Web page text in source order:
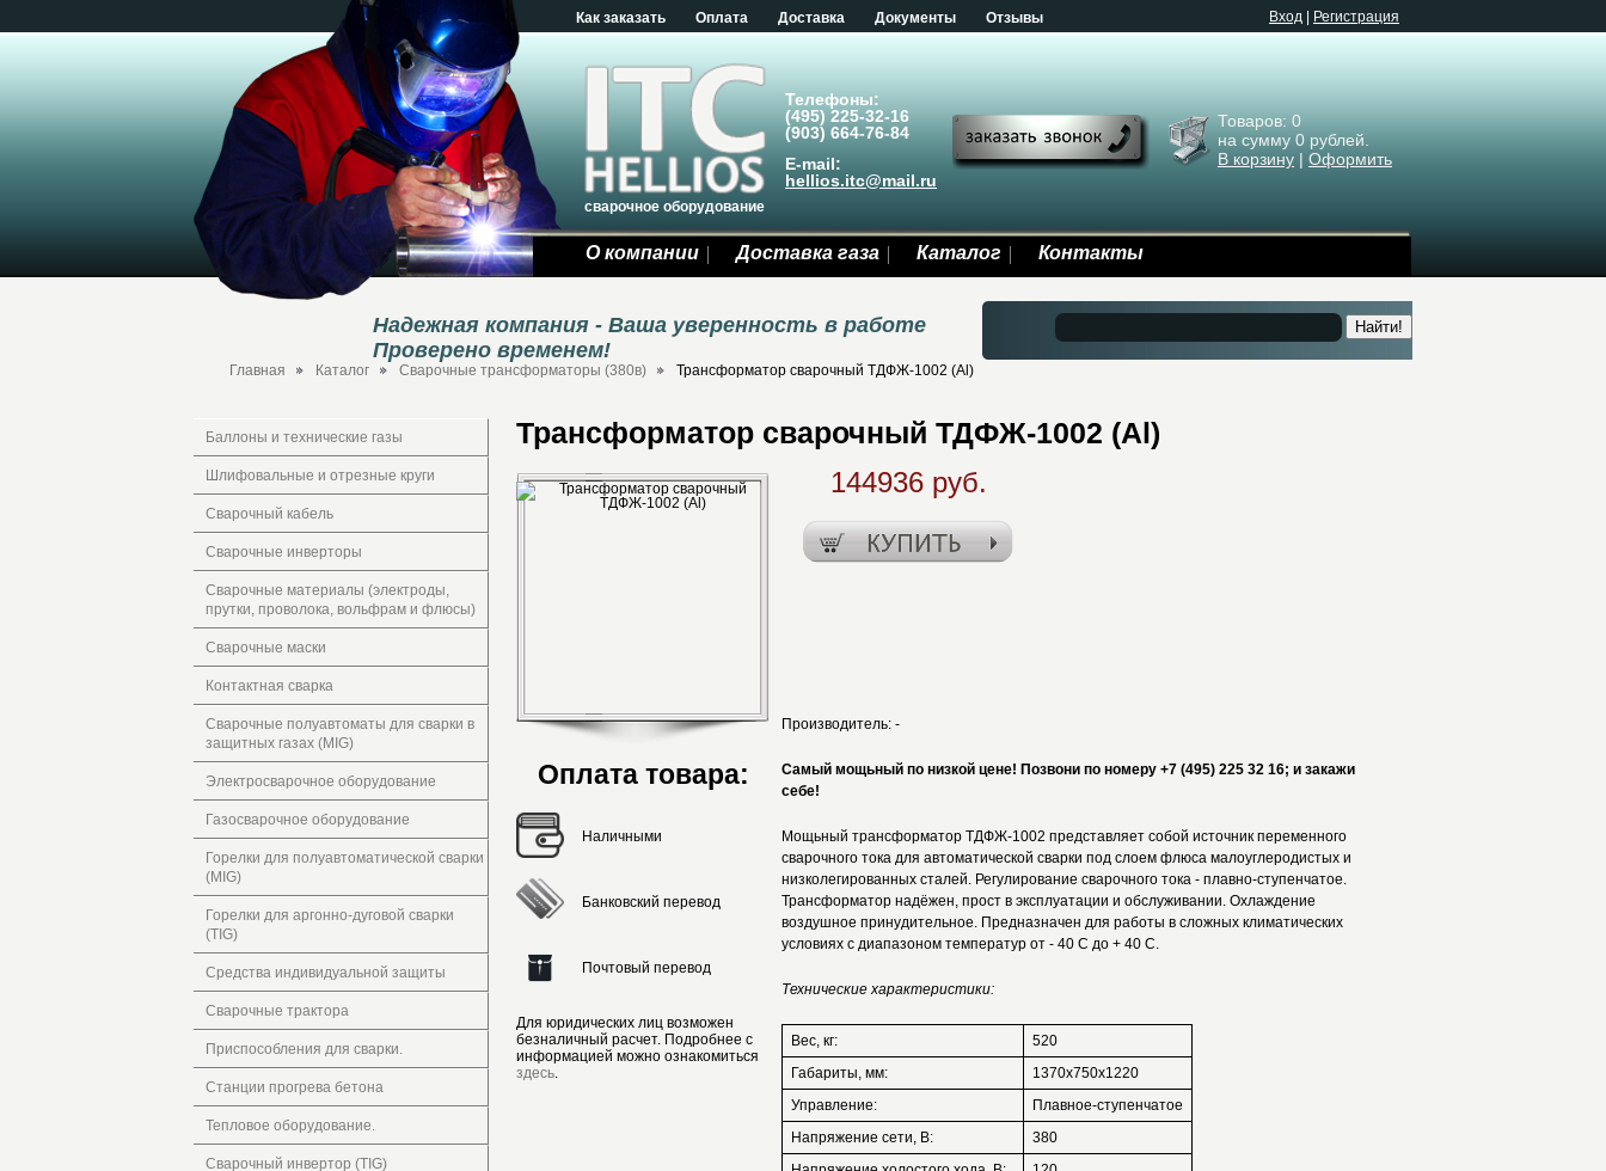
Как заказать Оплата Доставка Документы Отзывы Bход Регистрация
сварочное оборудование
Телефоны:
(495) 225-32-16
(903) 664-76-84
E-mail:
hellios.itc@mail.ru
Товаров: 0
на сумму 0 рублей.
В корзину | Оформить
О компании Доставка газа Каталог Контакты
Надежная компания - Ваша уверенность в работе
Проверено временем!
Найти!
Главная Каталог Сварочные трансформаторы (380в) Трансформатор сварочный ТДФЖ-1002 (Al)
Баллоны и технические газы
Шлифовальные и отрезные круги
Сварочный кабель
Сварочные инверторы
Сварочные материалы (электроды,
прутки, проволока, вольфрам и флюсы)
Сварочные маски
Контактная сварка
Сварочные полуавтоматы для сварки в
защитных газах (MIG)
Электросварочное оборудование
Газосварочное оборудование
Горелки для полуавтоматической сварки
(MIG)
Горелки для аргонно-дуговой сварки
(TIG)
Средства индивидуальной защиты
Сварочные трактора
Приспособления для сварки.
Станции прогрева бетона
Тепловое оборудование.
Сварочный инвертор (TIG)
Трансформатор сварочный ТДФЖ-1002 (Al)
Оплата товара:
Наличными
Банковский перевод
Почтовый перевод
Для юридических лиц возможен
безналичный расчет. Подробнее с
информацией можно ознакомиться
здесь.
144936 руб.
Производитель: -
Самый мощьный по низкой цене! Позвони по номеру +7 (495) 225 32 16; и закажи
себе!
Мощьный трансформатор ТДФЖ-1002 представляет собой источник переменного
сварочного тока для автоматической сварки под слоем флюса малоуглеродистых и
низколегированных сталей. Регулирование сварочного тока - плавно-ступенчатое.
Трансформатор надёжен, прост в эксплуатации и обслуживании. Охлаждение
воздушное принудительное. Предназначен для работы в сложных климатических
условиях с диапазоном температур от - 40 С до + 40 С.
Технические характеристики:
Вес, кг:
520
Габариты, мм:
1370х750х1220
Управление:
Плавное-ступенчатое
Напряжение сети, В:
380